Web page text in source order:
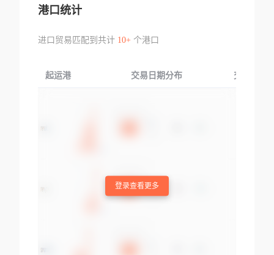
港口统计
进口贸易匹配到共计 10+个港口
起运港 交易日期分布 交易产品
登录查看更多